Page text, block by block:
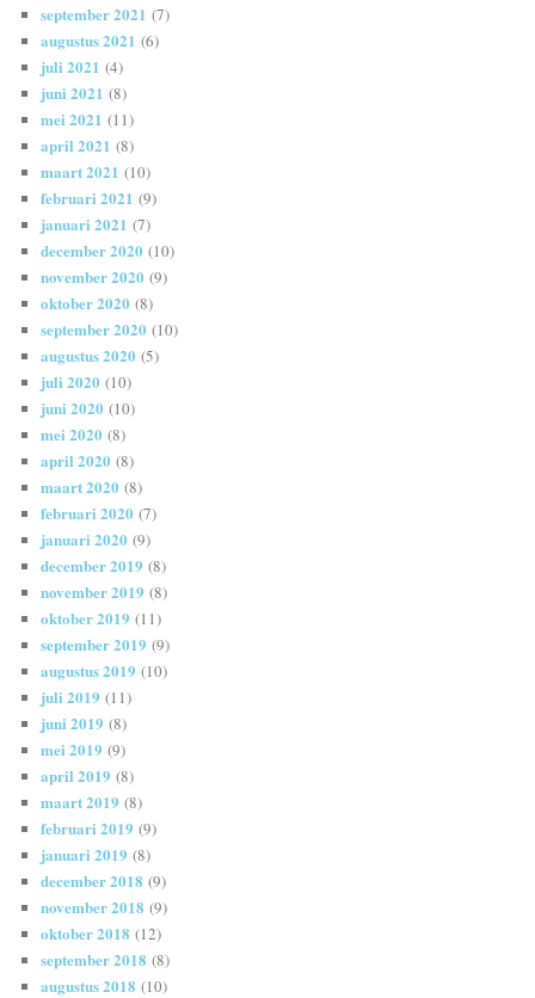
september 2021 (7)
augustus 2021 (6)
juli 2021 (4)
juni 2021 (8)
mei 2021 (11)
april 2021 (8)
maart 2021 (10)
februari 2021 (9)
januari 2021 (7)
december 2020 (10)
november 2020 (9)
oktober 2020 (8)
september 2020 (10)
augustus 2020 (5)
juli 2020 (10)
juni 2020 (10)
mei 2020 (8)
april 2020 (8)
maart 2020 (8)
februari 2020 (7)
januari 2020 (9)
december 2019 (8)
november 2019 (8)
oktober 2019 (11)
september 2019 (9)
augustus 2019 (10)
juli 2019 (11)
juni 2019 (8)
mei 2019 (9)
april 2019 (8)
maart 2019 (8)
februari 2019 (9)
januari 2019 (8)
december 2018 (9)
november 2018 (9)
oktober 2018 (12)
september 2018 (8)
augustus 2018 (10)